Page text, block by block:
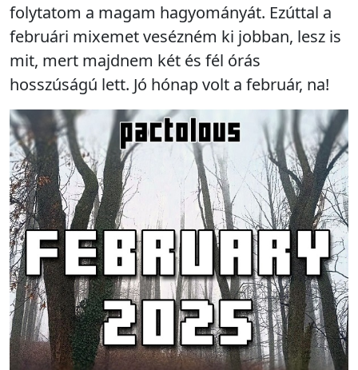
folytatom a magam hagyományát. Ezúttal a
februári mixemet vesézném ki jobban, lesz is
mit, mert majdnem két és fél órás
hosszúságú lett. Jó hónap volt a február, na!